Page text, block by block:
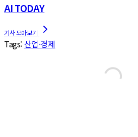
AI TODAY
Tags: 산업·경제